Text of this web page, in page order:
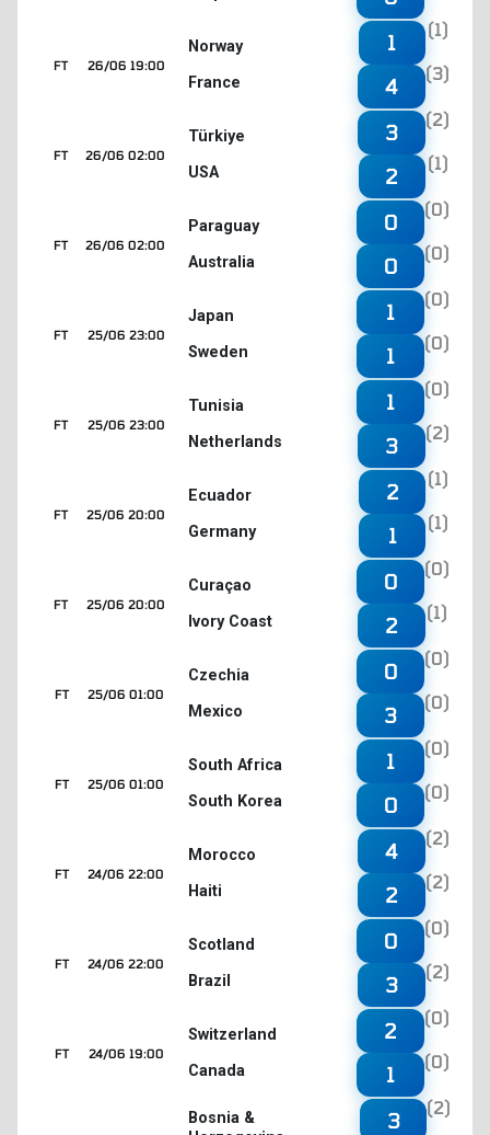
26/06 19:00
FT
Norway
France
1
(1)
4
(3)
26/06 02:00
FT
Türkiye
USA
3
(2)
2
(1)
26/06 02:00
FT
Paraguay
Australia
0
(0)
0
(0)
25/06 23:00
FT
Japan
Sweden
1
(0)
1
(0)
25/06 23:00
FT
Tunisia
Netherlands
1
(0)
3
(2)
25/06 20:00
FT
Ecuador
Germany
2
(1)
1
(1)
25/06 20:00
FT
Curaçao
Ivory Coast
0
(0)
2
(1)
25/06 01:00
FT
Czechia
Mexico
0
(0)
3
(0)
25/06 01:00
FT
South Africa
South Korea
1
(0)
0
(0)
24/06 22:00
FT
Morocco
Haiti
4
(2)
2
(2)
24/06 22:00
FT
Scotland
Brazil
0
(0)
3
(2)
24/06 19:00
FT
Switzerland
Canada
2
(0)
1
(0)
Bosnia &
3
(2)